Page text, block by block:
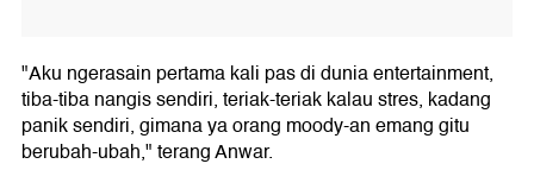
"Aku ngerasain pertama kali pas di dunia entertainment,
tiba-tiba nangis sendiri, teriak-teriak kalau stres, kadang
panik sendiri, gimana ya orang moody-an emang gitu
berubah-ubah," terang Anwar.